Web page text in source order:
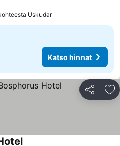
Uskudar
Katso hinnat
Jaa